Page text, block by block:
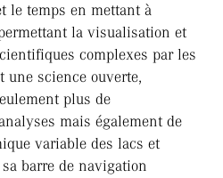
le temps en mettant à
la visualisation et
complexes par les
une science ouverte,
plus de
mais également de
variable des lacs et
barre de navigation